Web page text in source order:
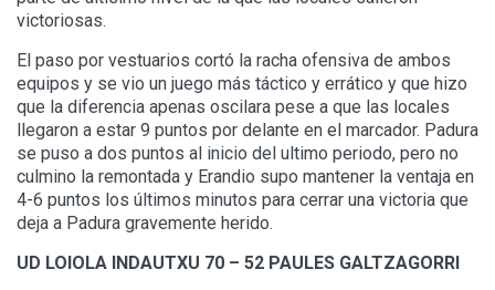
victoriosas.
El paso por vestuarios cortó la racha ofensiva de ambos
equipos y se vio un juego más táctico y errático y que hizo
que la diferencia apenas oscilara pese a que las locales
llegaron a estar 9 puntos por delante en el marcador. Padura
se puso a dos puntos al inicio del ultimo periodo, pero no
culmino la remontada y Erandio supo mantener la ventaja en
4-6 puntos los últimos minutos para cerrar una victoria que
deja a Padura gravemente herido.
UD LOIOLA INDAUTXU 70 – 52 PAULES GALTZAGORRI